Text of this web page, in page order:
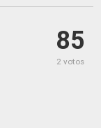
85
2 votos